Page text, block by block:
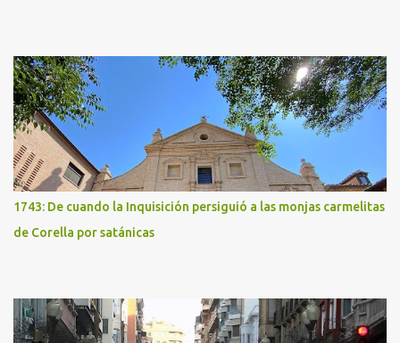
1743: De cuando la Inquisición persiguió a las monjas carmelitas
de Corella por satánicas